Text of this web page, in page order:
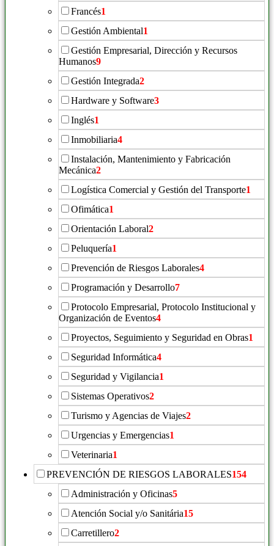
Francés1
Gestión Ambiental1
Gestión Empresarial, Dirección y Recursos
Humanos9
Gestión Integrada2
Hardware y Software3
Inglés1
Inmobiliaria4
Instalación, Mantenimiento y Fabricación
Mecánica2
Logística Comercial y Gestión del Transporte1
Ofimática1
Orientación Laboral2
Peluquería1
Prevención de Riesgos Laborales4
Programación y Desarrollo7
Protocolo Empresarial, Protocolo Institucional y
Organización de Eventos4
Proyectos, Seguimiento y Seguridad en Obras1
Seguridad Informática4
Seguridad y Vigilancia1
Sistemas Operativos2
Turismo y Agencias de Viajes2
Urgencias y Emergencias1
Veterinaria1
PREVENCIÓN DE RIESGOS LABORALES154
Administración y Oficinas5
Atención Social y/o Sanitária15
Carretillero2